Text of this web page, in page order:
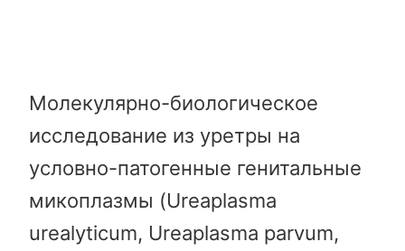
Молекулярно-биологическое
исследование из уретры на
условно-патогенные генитальные
микоплазмы (Ureaplasma
urealyticum, Ureaplasma parvum,